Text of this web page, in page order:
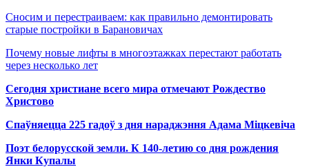
Сносим и перестраиваем: как правильно демонтировать
старые постройки в Барановичах
Почему новые лифты в многоэтажках перестают работать
через несколько лет
Сегодня христиане всего мира отмечают Рождество
Христово
Спаўняецца 225 гадоў з дня нараджэння Адама Міцкевіча
Поэт белорусской земли. К 140-летию со дня рождения
Янки Купалы